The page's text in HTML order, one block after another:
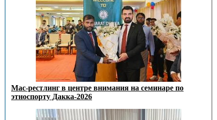
Мас-рестлинг в центре внимания на семинаре по
этноспорту Дакка-2026